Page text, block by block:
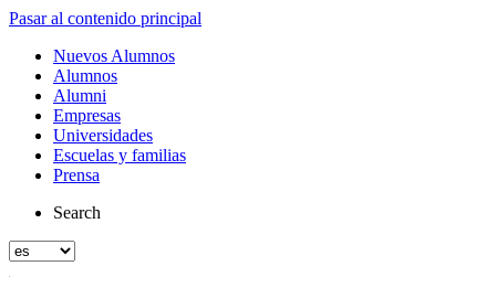
Pasar al contenido principal
Nuevos Alumnos
Alumnos
Alumni
Empresas
Universidades
Escuelas y familias
Prensa
Search